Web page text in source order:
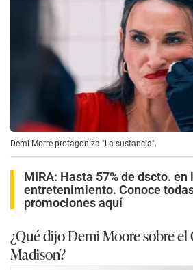
Demi Morre protagoniza "La sustancia".
MIRA: Hasta 57% de dscto. en
entretenimiento. Conoce
promociones aquí
¿Qué dijo Demi Moore sobre el
Madison?